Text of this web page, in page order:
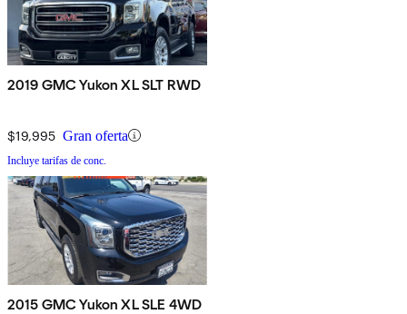
2019 GMC Yukon XL SLT RWD
$19,995 Gran oferta
Incluye tarifas de conc.
2015 GMC Yukon XL SLE 4WD